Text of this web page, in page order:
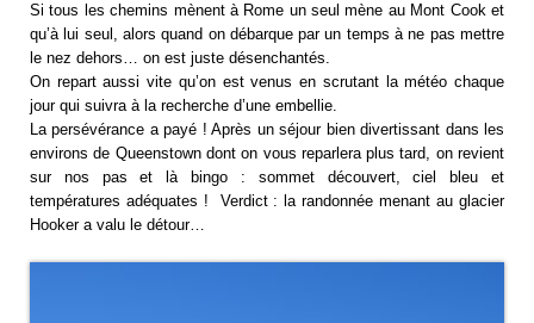
Si tous les chemins mènent à Rome un seul mène au Mont Cook et
qu’à lui seul, alors quand on débarque par un temps à ne pas mettre
le nez dehors… on est juste désenchantés.
On repart aussi vite qu’on est venus en scrutant la météo chaque
jour qui suivra à la recherche d’une embellie.
La persévérance a payé ! Après un séjour bien divertissant dans les
environs de Queenstown dont on vous reparlera plus tard, on revient
sur nos pas et là bingo : sommet découvert, ciel bleu et
températures adéquates ! Verdict : la randonnée menant au glacier
Hooker a valu le détour…